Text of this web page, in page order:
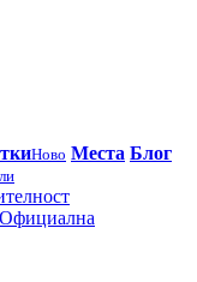
Ново Места Блог
Официална